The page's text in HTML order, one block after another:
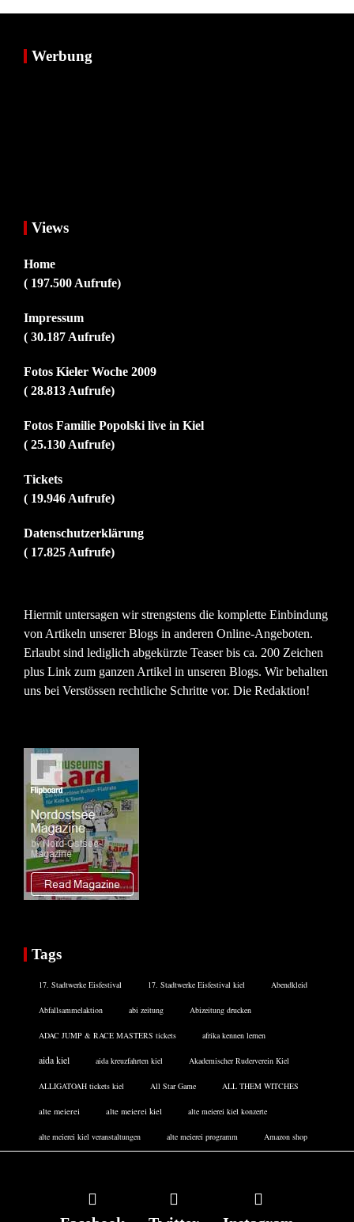
Werbung
Views
Home
( 197.500 Aufrufe)
Impressum
( 30.187 Aufrufe)
Fotos Kieler Woche 2009
( 28.813 Aufrufe)
Fotos Familie Popolski live in Kiel
( 25.130 Aufrufe)
Tickets
( 19.946 Aufrufe)
Datenschutzerklärung
( 17.825 Aufrufe)
Hiermit untersagen wir strengstens die komplette Einbindung
von Artikeln unserer Blogs in anderen Online-Angeboten.
Erlaubt sind lediglich abgekürzte Teaser bis ca. 200 Zeichen
plus Link zum ganzen Artikel in unseren Blogs. Wir behalten
uns bei Verstössen rechtliche Schritte vor. Die Redaktion!
Tags
17. Stadtwerke Eisfestival 17. Stadtwerke Eisfestival kiel Abendkleid
Abfallsammelaktion abi zeitung Abizeitung drucken
ADAC JUMP & RACE MASTERS tickets afrika kennen lernen
aida kiel aida kreuzfahrten kiel Akademischer Ruderverein Kiel
ALLIGATOAH tickets kiel All Star Game ALL THEM WITCHES
alte meierei alte meierei kiel alte meierei kiel konzerte
alte meierei kiel veranstaltungen alte meierei programm Amazon shop